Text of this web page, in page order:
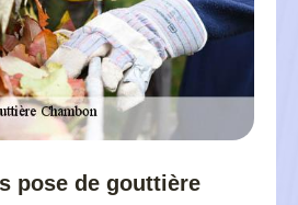
pose de gouttière